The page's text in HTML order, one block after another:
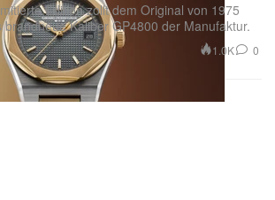
Edition zollt dem Original von 1975
Kaliber GP4800 der Manufaktur.
1.0K 0